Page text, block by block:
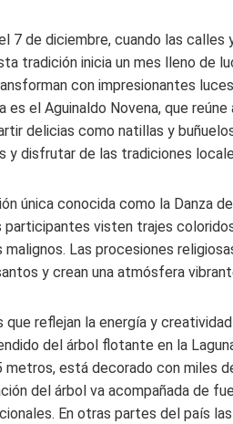
7 de diciembre, cuando las calles
tradición inicia un mes lleno de
con impresionantes
el Aguinaldo Novena, que reúne
delicias como natillas y
y disfrutar de las tradiciones
única conocida como la Danza
visten trajes
Las procesiones
y crean una atmósfera
reflejan la energía y
del árbol flotante en la
metros, está decorado con miles
del árbol va acompañada de
En otras partes del país